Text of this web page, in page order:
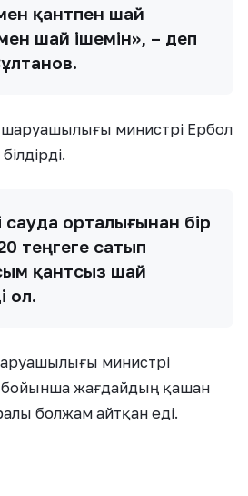
қантпен шай
шай ішемін», – деп
министрі Ербол
сауда орталығынан бір
теңгеге сатып
қантсыз шай
ол.
министрі
бойынша жағдайдың қашан
болжам айтқан еді.